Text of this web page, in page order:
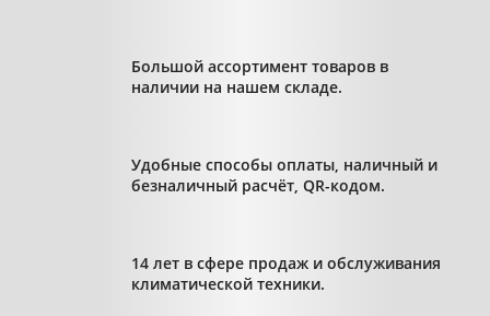
Большой ассортимент товаров в
наличии на нашем складе.
Удобные способы оплаты, наличный и
безналичный расчёт, QR-кодом.
14 лет в сфере продаж и обслуживания
климатической техники.